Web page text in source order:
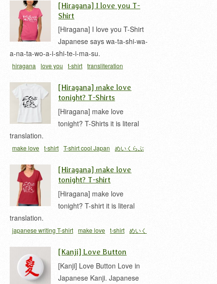
you in japanese
thank you in multilingual thanks
card
[Hiragana] I love you T-
Shirt
[Hiragana] I love you T-Shirt
Japanese says wa-ta-shi-wa-
a-na-ta-wo-a-i-shi-te-i-ma-su.
hiragana love you t-shirt transliteration
[Hiragana] make love
tonight? T-Shirts
[Hiragana] make love
tonight? T-Shirts it is literal
translation.
make love t-shirt T-shirt cool Japan
めいくらぶ
[Hiragana] make love
tonight? T-shirt
[Hiragana] make love
tonight? T-shirt it is literal
translation.
japanese writing T-shirt make love t-shirt めいく
[Kanji] Love Button
[Kanji] Love Button Love in
Japanese Kanji. Japanese